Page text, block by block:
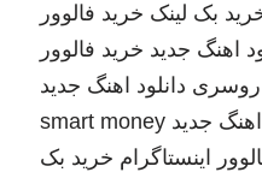
بک لینک خرید فالوور
اهنگ جدید خرید فالوور
روسری دانلود اهنگ جدید
اهنگ جدید smart money
اینستاگرام خرید بک